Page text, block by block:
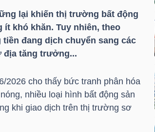
lại khiến thị trường bất động
ít khó khăn. Tuy nhiên, theo
đang dịch chuyển sang các
địa tăng trưởng...
2026 cho thấy bức tranh phân hóa
nhiều loại hình bất động sản
khi giao dịch trên thị trường sơ